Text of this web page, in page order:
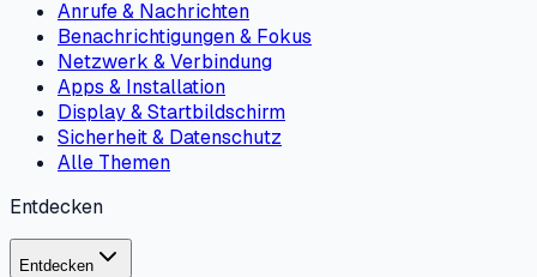
Anrufe & Nachrichten
Benachrichtigungen & Fokus
Netzwerk & Verbindung
Apps & Installation
Display & Startbildschirm
Sicherheit & Datenschutz
Alle Themen
Entdecken
Entdecken